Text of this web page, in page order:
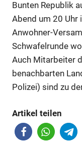
Bunten Republik
Abend um 20 Uhr
Anwohner-
Schwafelrunde
Auch Mitarbeiter
benachbarten
Polizei) sind zu
Artikel teilen